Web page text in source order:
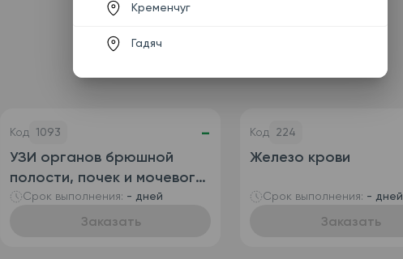
Код 1093 -
УЗИ органов брюшной
полости, почек и мочевого
пузыря
Срок выполнения: - дней
Заказать
Код 224
Железо крови
Срок выполнения: - дней
Заказать
Кременчуг
Гадяч